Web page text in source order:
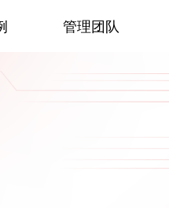
管理团队